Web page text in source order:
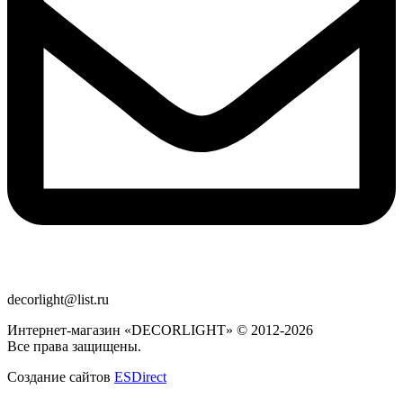
decorlight@list.ru
Интернет-магазин «DECORLIGHT» © 2012-2026
Все права защищены.
Создание сайтов ESDirect